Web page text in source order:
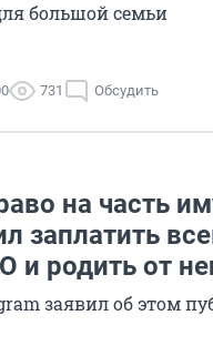
большой семьи
731 Обсудить
на часть
заплатить
и родить от
заявил об этом